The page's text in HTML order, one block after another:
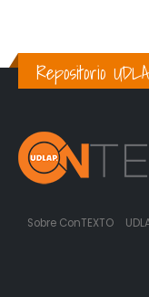
Repositorio
Sobre ConTEXTO